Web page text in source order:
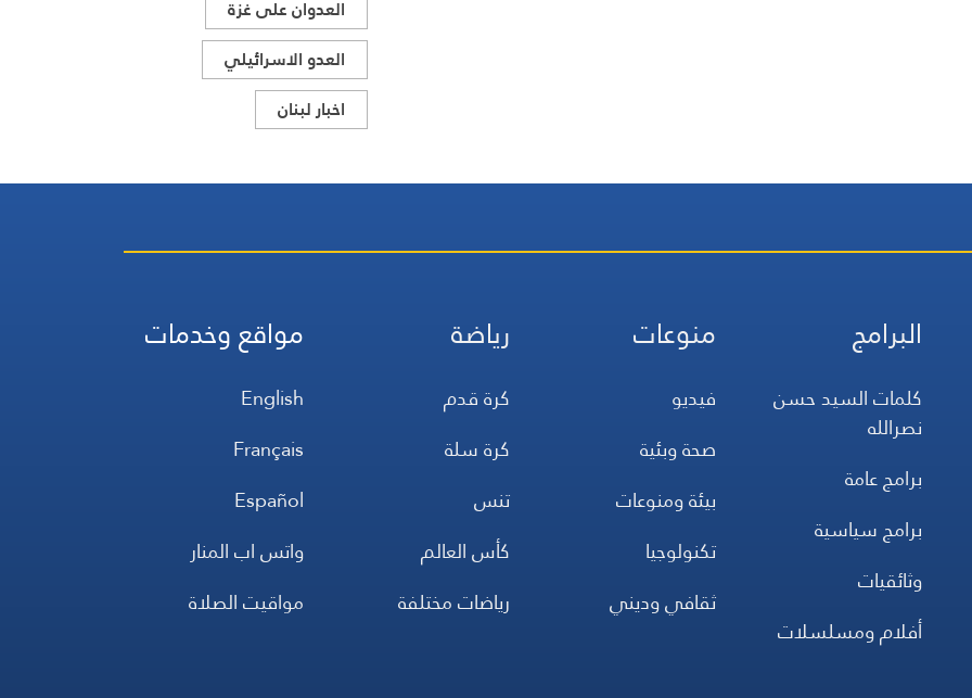
العدوان على غزة
العدو الاسرائيلي
اخبار لبنان
البرامج
كلمات السيد حسن
نصرالله
برامج عامة
برامج سياسية
وثائقيات
أفلام ومسلسلات
منوعات
فيديو
صحة وبئية
بيئة ومنوعات
تكنولوجيا
ثقافي وديني
رياضة
كرة قدم
كرة سلة
تنس
كأس العالم
رياضات مختلفة
مواقع وخدمات
English
Français
Español
واتس اب المنار
مواقيت الصلاة